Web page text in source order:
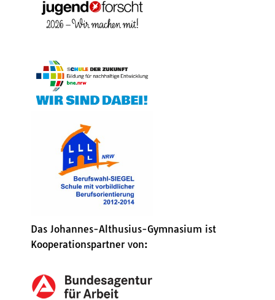
Das Johannes-Althusius-Gymnasium ist
Kooperationspartner von: